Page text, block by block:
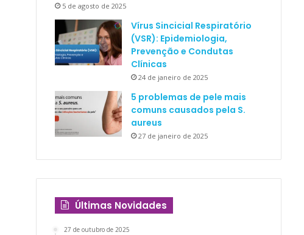
5 de agosto de 2025
Vírus Sincicial Respiratório
(VSR): Epidemiologia,
Prevenção e Condutas
Clínicas
24 de janeiro de 2025
5 problemas de pele mais
comuns causados pela S.
aureus
27 de janeiro de 2025
Últimas Novidades
27 de outubro de 2025